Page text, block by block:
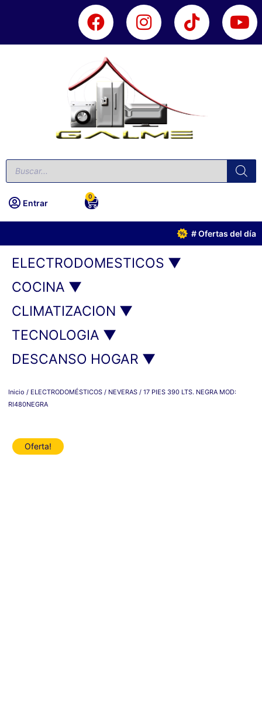
Entrar
0
# Ofertas del día
ELECTRODOMESTICOS ▼
COCINA ▼
CLIMATIZACION ▼
TECNOLOGIA ▼
DESCANSO HOGAR ▼
Inicio / ELECTRODOMÉSTICOS / NEVERAS / 17 PIES 390 LTS. NEGRA MOD:
RI480NEGRA
Oferta!